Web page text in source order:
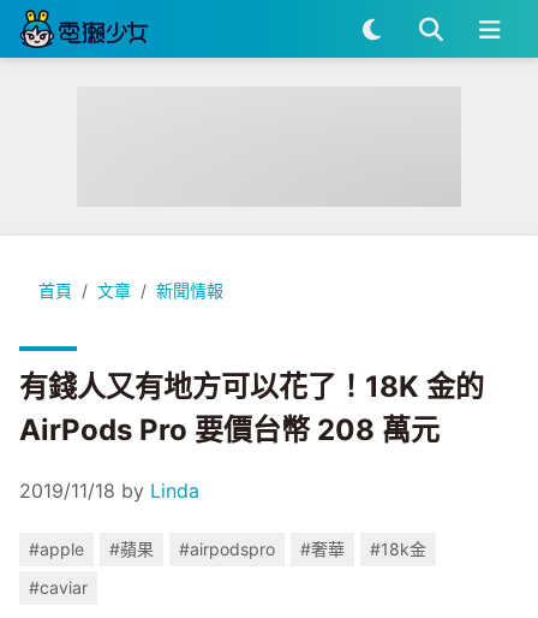
首頁 文章 新聞情報
有錢人又有地方可以花了！18K 金的 AirPods Pro 要價台幣
有錢人又有地方可以花了！18K 金的
AirPods Pro 要價台幣 208 萬元
2019/11/18 by Linda
#apple #蘋果 #airpodspro #奢華
#18k金
#caviar